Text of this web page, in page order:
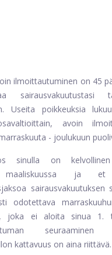
ilmoittautuminen on 45
Useita poikkeuksia
avoin
- joulukuun
sinulla on kelvollinen
maaliskuussa ja
sairausvakuutuksen
odotettava
joka ei aloita sinua 1.
kattavuus on aina riittävä.